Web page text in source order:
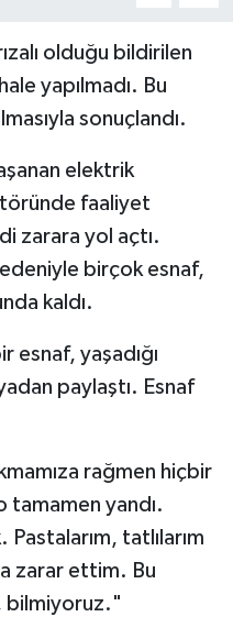
olduğu bildirilen
yapılmadı. Bu
sonuçlandı.
elektrik
faaliyet
zarara yol açtı.
birçok esnaf,
kaldı.
esnaf, yaşadığı
paylaştı. Esnaf
rağmen hiçbir
tamamen yandı.
tatlılarım
zarar ettim. Bu
bilmiyoruz."